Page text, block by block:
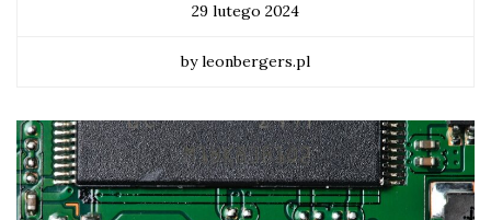
29 lutego 2024
by leonbergers.pl